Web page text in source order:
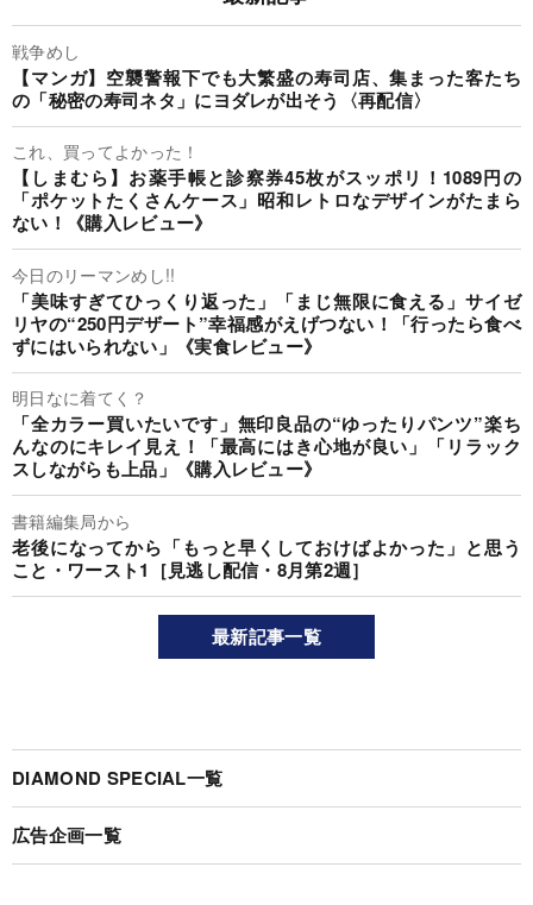
戦争めし
【マンガ】空襲警報下でも大繁盛の寿司店、集まった客たち
の「秘密の寿司ネタ」にヨダレが出そう〈再配信〉
これ、買ってよかった！
【しまむら】お薬手帳と診察券45枚がスッポリ！1089円の
「ポケットたくさんケース」昭和レトロなデザインがたまら
ない！《購入レビュー》
今日のリーマンめし!!
「美味すぎてひっくり返った」「まじ無限に食える」サイゼ
リヤの“250円デザート”幸福感がえげつない！「行ったら食べ
ずにはいられない」《実食レビュー》
明日なに着てく？
「全カラー買いたいです」無印良品の“ゆったりパンツ”楽ち
んなのにキレイ見え！「最高にはき心地が良い」「リラック
スしながらも上品」《購入レビュー》
書籍編集局から
老後になってから「もっと早くしておけばよかった」と思う
こと・ワースト1［見逃し配信・8月第2週］
最新記事一覧
DIAMOND SPECIAL一覧
広告企画一覧